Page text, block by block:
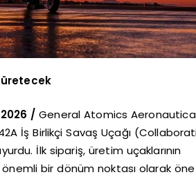
üretecek
/ General Atomics
İş Birlikçi Savaş Uçağı
İlk sipariş, üretim uçaklarının
önemli bir dönüm noktası olarak öne